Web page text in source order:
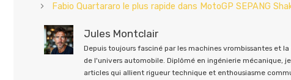
Fabio Quartararo le plus rapide dans MotoGP SEPANG
Jules Montclair
Depuis toujours fasciné par les machines vrombissantes et
de l'univers automobile. Diplômé en ingénierie mécanique,
articles qui allient rigueur technique et enthousiasme